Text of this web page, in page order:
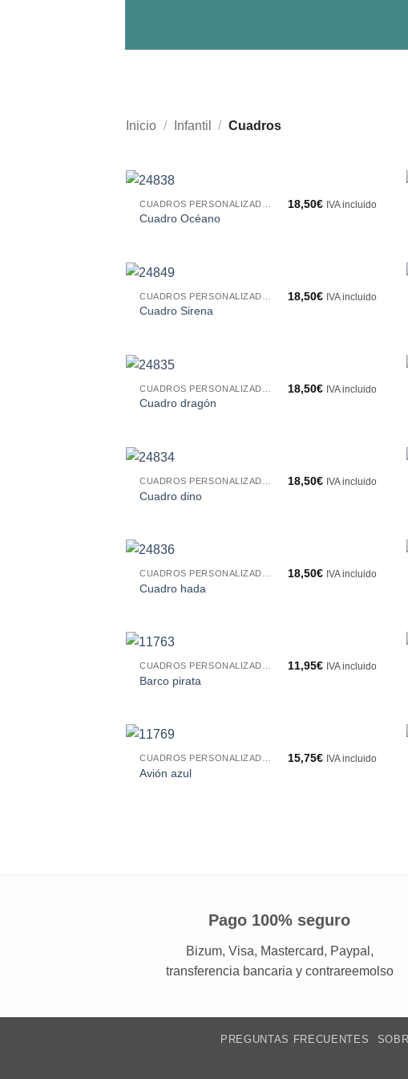
Inicio / Infantil / Cuadros
Cuadro Océano
18,50€ IVA incluido
Cuadro Sirena
18,50€ IVA incluido
Cuadro dragón
18,50€ IVA incluido
Cuadro dino
18,50€ IVA incluido
Cuadro hada
18,50€ IVA incluido
Barco pirata
11,95€ IVA incluido
Avión azul
15,75€ IVA incluido
Pago 100% seguro
Bizum, Visa, Mastercard, Paypal,
transferencia bancaria y contrareemolso
PREGUNTAS FRECUENTES